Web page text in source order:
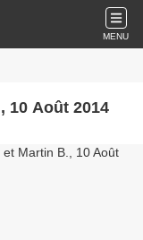
MENU
10 Août 2014